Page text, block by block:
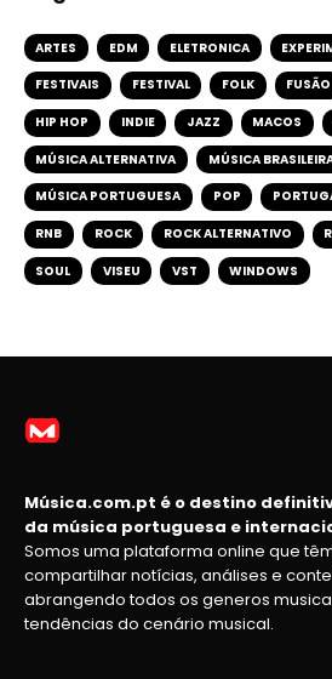
ARTES EDM ELETRONICA
FESTIVAIS FESTIVAL FOLK FUSÃO
HIP HOP INDIE JAZZ MACOS
MÚSICA ALTERNATIVA MÚSICA
MÚSICA PORTUGUESA POP
RNB ROCK ROCK ALTERNATIVO
SOUL VISEU VST WINDOWS
Música.com.pt é o destino
da música portuguesa e
Somos uma plataforma online que
compartilhar notícias, análises e
abrangendo todos os generos
tendências do cenário musical.